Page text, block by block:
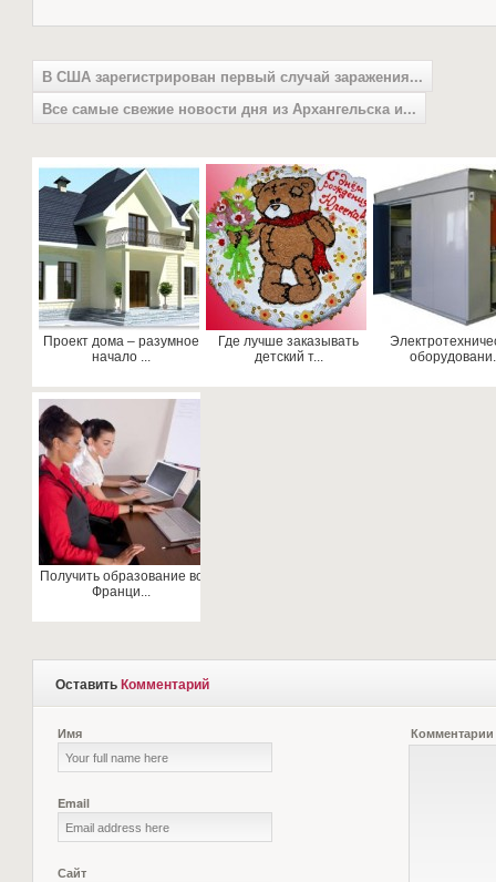
В США зарегистрирован первый случай заражения...
Все самые свежие новости дня из Архангельска и...
Проект дома – разумное
начало ...
Где лучше заказывать
детский т...
Получить образование во
Франци...
ОставитьКомментарий
Имя
Email
Сайт
Комментарии